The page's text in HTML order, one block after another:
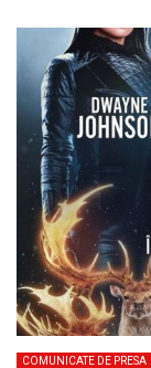
COMUNICATE DE PRESA